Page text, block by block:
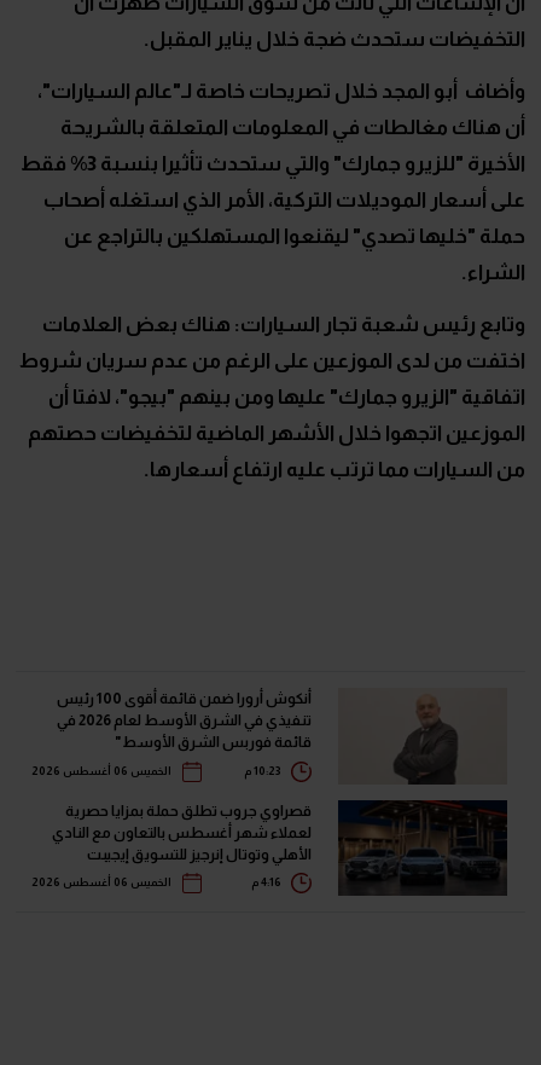
التخفيضات ستحدث ضجة خلال يناير المقبل.
وأضاف أبو المجد خلال تصريحات خاصة لـ"عالم السيارات"،
أن هناك مغالطات في المعلومات المتعلقة بالشريحة
الأخيرة "للزيرو جمارك" والتي ستحدث تأثيرا بنسبة 3% فقط
على أسعار الموديلات التركية، الأمر الذي استغله أصحاب
حملة "خليها تصدي" ليقنعوا المستهلكين بالتراجع عن
الشراء.
وتابع رئيس شعبة تجار السيارات: هناك بعض العلامات
اختفت من لدى الموزعين على الرغم من عدم سريان شروط
اتفاقية "الزيرو جمارك" عليها ومن بينهم "بيجو"، لافتا أن
الموزعين اتجهوا خلال الأشهر الماضية لتخفيضات حصتهم
من السيارات مما ترتب عليه ارتفاع أسعارها.
أنكوش أرورا ضمن قائمة أقوى 100 رئيس
تنفيذي في الشرق الأوسط لعام 2026 في
قائمة فوربس الشرق الأوسط"
الخميس 06 أغسطس 2026
قصراوي جروب تطلق حملة بمزايا حصرية
لعملاء شهر أغسطس بالتعاون مع النادي
الأهلي وتوتال إنرجيز للتسويق إيجيبت
الخميس 06 أغسطس 2026